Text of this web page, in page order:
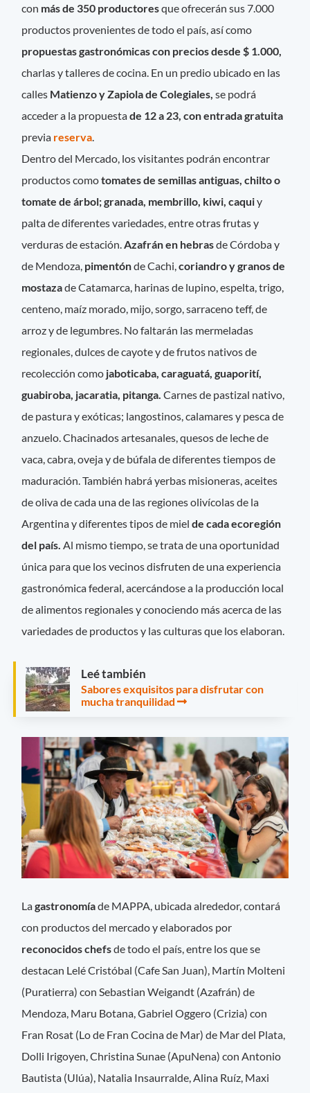
con más de 350 productoresque ofrecerán sus 7.000
productos provenientes de todo el país, así como
propuestas gastronómicas con precios desde $ 1.000,
charlas y talleres de cocina. En un predio ubicado en las
calles Matienzo y Zapiola de Colegiales, se podrá
acceder a la propuestade 12 a 23, con entrada gratuita
previa reserva
Dentro del Mercado, los visitantes podrán encontrar
productos comotomates de semillas antiguas, chilto o
tomate de árbol; granada, membrillo, kiwi, caquiy
palta de diferentes variedades, entre otras frutas y
verduras de estación. Azafrán en hebrasde Córdoba y
de Mendoza, pimentónde Cachi,coriandro y granos de
mostazade Catamarca, harinas de lupino, espelta, trigo,
centeno, maíz morado, mijo, sorgo, sarraceno teff, de
arroz y de legumbres. No faltarán las mermeladas
regionales, dulces de cayote y de frutos nativos de
recolección como jaboticaba, caraguatá, guaporití,
guabiroba, jacaratia, pitanga.Carnes de pastizal nativo,
de pastura y exóticas; langostinos, calamares y pesca de
anzuelo. Chacinados artesanales, quesos de leche de
vaca, cabra, oveja y de búfala de diferentes tiempos de
maduración. También habrá yerbas misioneras, aceites
de oliva de cada una de las regiones olivícolas de la
Argentina y diferentes tipos de mielde cada ecoregión
del país. Al mismo tiempo, se trata de una oportunidad
única para que los vecinos disfruten de una experiencia
gastronómica federal, acercándose a la producción local
de alimentos regionales y conociendo más acerca de las
variedades de productos y las culturas que los elaboran.
Leé también
Sabores exquisitos para disfrutar con
mucha tranquilidad
Lagastronomíade MAPPA, ubicada alrededor, contará
con productos del mercado y elaborados por
reconocidos chefsde todo el país, entre los que se
destacan Lelé Cristóbal (Cafe San Juan), Martín Molteni
(Puratierra) con Sebastian Weigandt (Azafrán) de
Mendoza, Maru Botana, Gabriel Oggero (Crizia) con
Fran Rosat (Lo de Fran Cocina de Mar) de Mar del Plata,
Dolli Irigoyen, Christina Sunae (ApuNena) con Antonio
Bautista (Ulúa), Natalia Insaurralde, Alina Ruíz, Maxi